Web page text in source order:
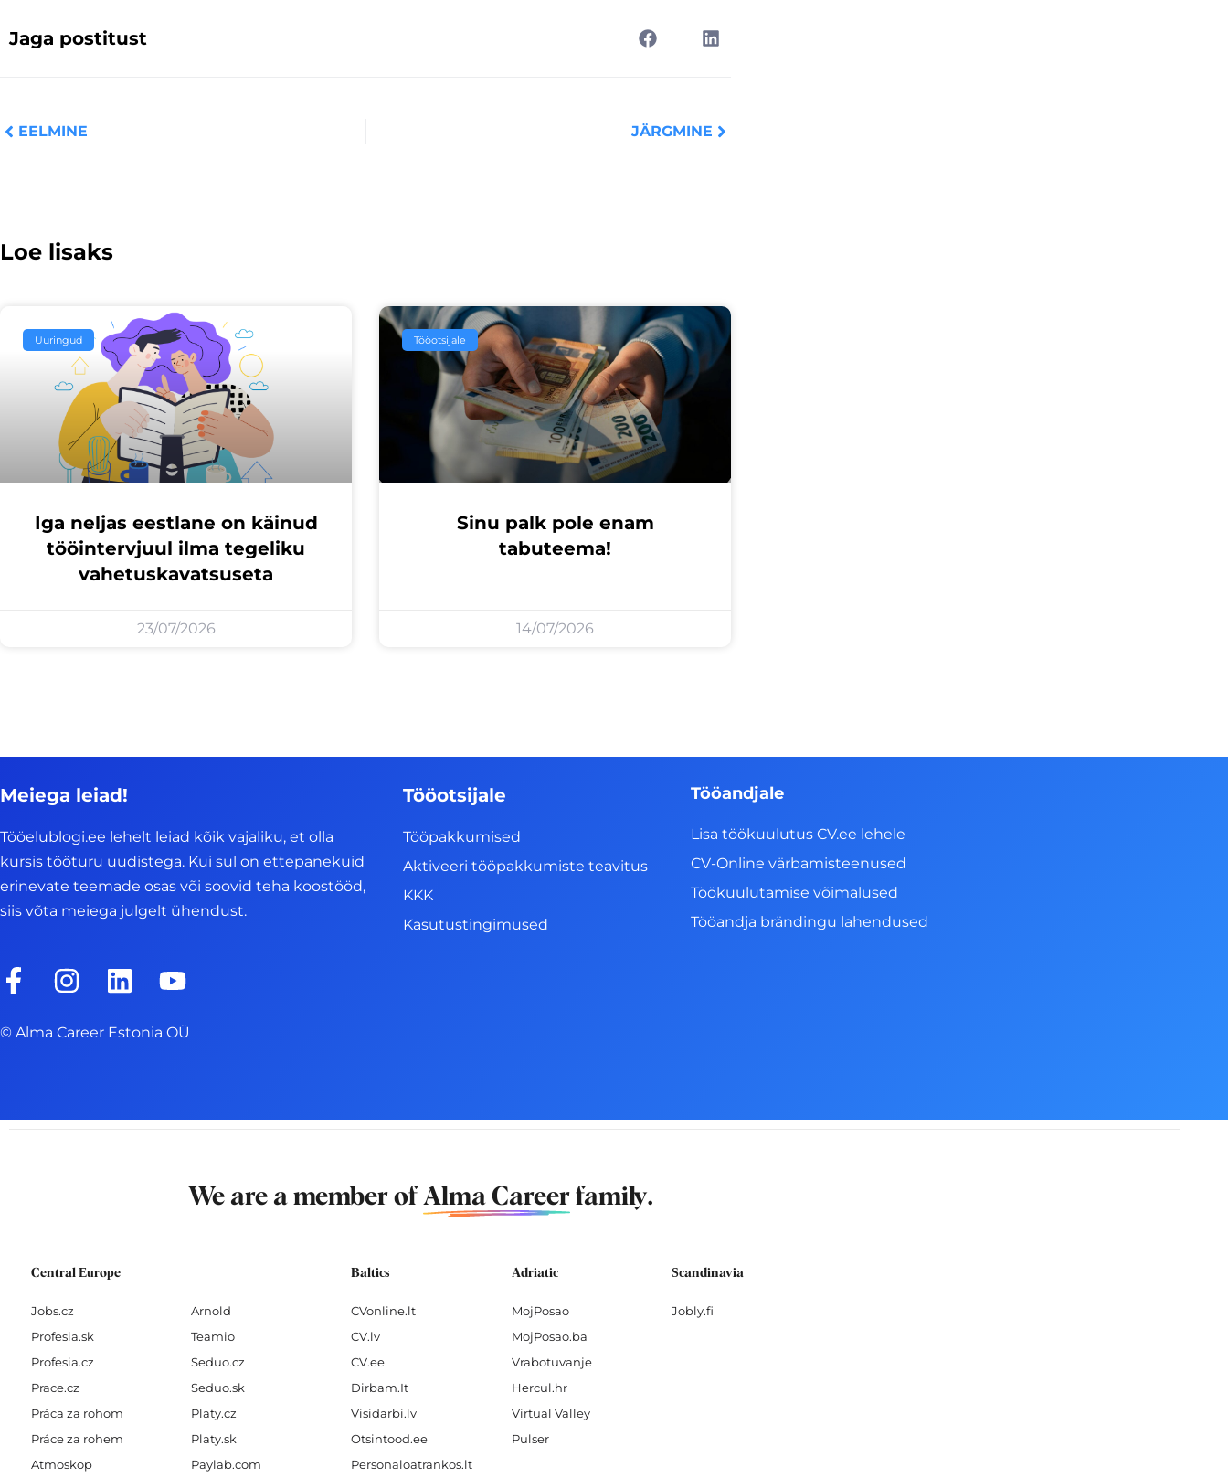
Jaga postitust
EELMINE JÄRGMINE
Loe lisaks
Uuringud
Iga neljas eestlane on käinud
tööintervjuul ilma tegeliku
vahetuskavatsuseta
23/07/2026
Tööotsijale
Sinu palk pole enam
tabuteema!
14/07/2026
Meiega leiad!
Tööelublogi.ee lehelt leiad kõik vajaliku, et olla
kursis tööturu uudistega. Kui sul on ettepanekuid
erinevate teemade osas või soovid teha koostööd,
siis võta meiega julgelt ühendust.
F
c
o
I
s
g
L
n
d
Y
u
b
© Alma Career Estonia OÜ
Tööotsijale
Tööpakkumised
Aktiveeri tööpakkumiste teavitus
KKK
Kasutustingimused
Tööandjale
Lisa töökuulutus CV.ee lehele
CV-Online värbamisteenused
Töökuulutamise võimalused
Tööandja brändingu lahendused
We are a member of Alma Careerfamily.
Central Europe
Jobs.cz
Profesia.sk
Profesia.cz
Prace.cz
Práca za rohom
Práce za rohem
Atmoskop
Arnold
Teamio
Seduo.cz
Seduo.sk
Platy.cz
Platy.sk
Paylab.com
Baltics
CVonline.lt
CV.lv
CV.ee
Dirbam.It
Visidarbi.lv
Otsintood.ee
Personaloatrankos.lt
Adriatic
MojPosao
MojPosao.ba
Vrabotuvanje
Hercul.hr
Virtual Valley
Pulser
Scandinavia
Jobly.fi